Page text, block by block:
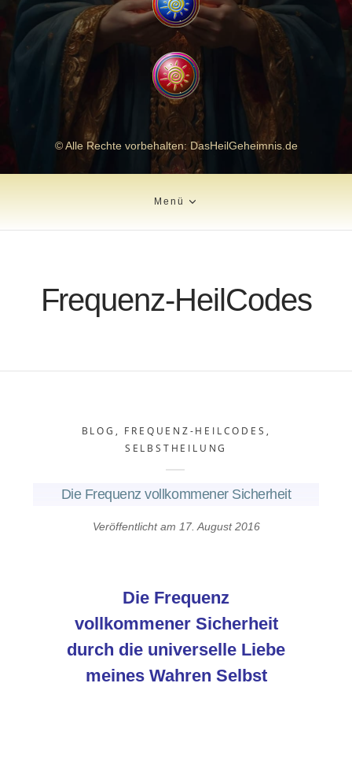
© Alle Rechte vorbehalten: DasHeilGeheimnis.de
Menü
Frequenz-HeilCodes
BLOG , FREQUENZ-HEILCODES ,
SELBSTHEILUNG
Die Frequenz vollkommener Sicherheit
Veröffentlicht am 17. August 2016
Die Frequenz
vollkommener Sicherheit
durch die universelle Liebe
meines Wahren Selbst